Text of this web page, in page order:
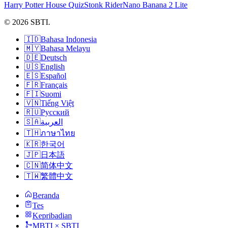
Harry Potter House QuizStonk RiderNano Banana 2 Lite
© 2026 SBTI.
🇮🇩Bahasa Indonesia
🇲🇾Bahasa Melayu
🇩🇪Deutsch
🇺🇸English
🇪🇸Español
🇫🇷Français
🇫🇮Suomi
🇻🇳Tiếng Việt
🇷🇺Русский
🇸🇦العربية
🇹🇭ภาษาไทย
🇰🇷한국어
🇯🇵日本語
🇨🇳简体中文
🇹🇼繁體中文
Beranda
Tes
Kepribadian
MBTI × SBTI